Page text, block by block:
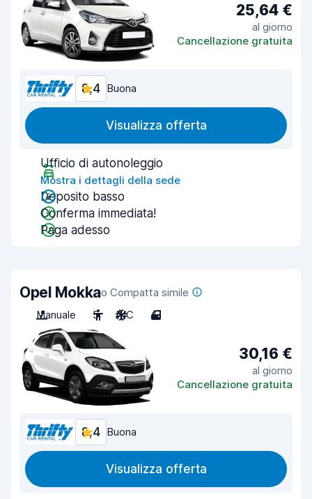
25,64 €
al giorno
Cancellazione gratuita
8,4 Buona
Visualizza offerta
Ufficio di autonoleggio
Mostra i dettagli della sede
Deposito basso
Conferma immediata!
Paga adesso
Opel Mokkao Compatta simile
Manuale
5 A/C 4
30,16 €
al giorno
Cancellazione gratuita
8,4 Buona
Visualizza offerta